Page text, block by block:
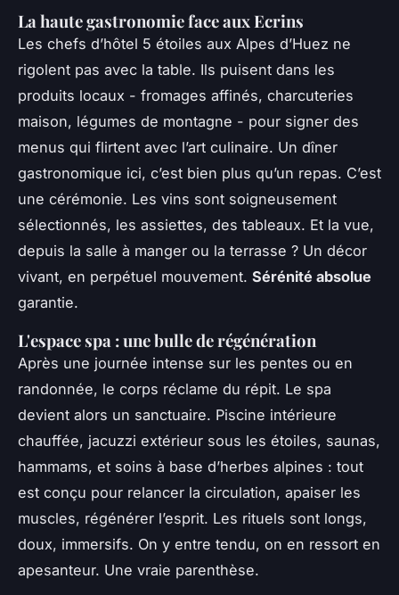
La haute gastronomie face aux Ecrins
Les chefs d’hôtel 5 étoiles aux Alpes d’Huez ne
rigolent pas avec la table. Ils puisent dans les
produits locaux - fromages affinés, charcuteries
maison, légumes de montagne - pour signer des
menus qui flirtent avec l’art culinaire. Un dîner
gastronomique ici, c’est bien plus qu’un repas. C’est
une cérémonie. Les vins sont soigneusement
sélectionnés, les assiettes, des tableaux. Et la vue,
depuis la salle à manger ou la terrasse ? Un décor
vivant, en perpétuel mouvement. Sérénité absolue
garantie.
L'espace spa : une bulle de régénération
Après une journée intense sur les pentes ou en
randonnée, le corps réclame du répit. Le spa
devient alors un sanctuaire. Piscine intérieure
chauffée, jacuzzi extérieur sous les étoiles, saunas,
hammams, et soins à base d’herbes alpines : tout
est conçu pour relancer la circulation, apaiser les
muscles, régénérer l’esprit. Les rituels sont longs,
doux, immersifs. On y entre tendu, on en ressort en
apesanteur. Une vraie parenthèse.